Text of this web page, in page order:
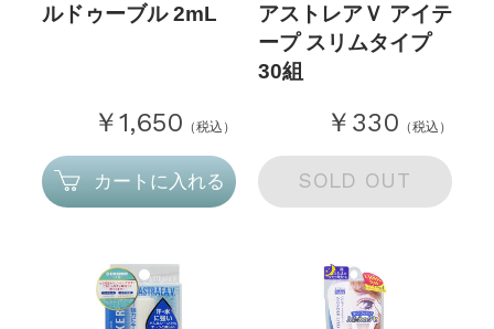
ルドゥーブル 2mL
￥1,650 （税込）
カートに入れる
アストレアＶ アイテ
ープ スリムタイプ
30組
￥330 （税込）
SOLD OUT